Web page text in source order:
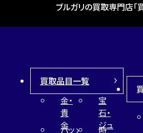
ブルガリの買取専門店「
買取品目一覧
金・
貴
金
宝
石・
ジュ
バッ
時